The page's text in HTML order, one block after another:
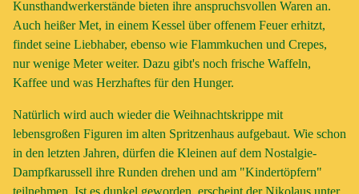
Kunsthandwerkerstände bieten ihre anspruchsvollen Waren an.
Auch heißer Met, in einem Kessel über offenem Feuer erhitzt,
findet seine Liebhaber, ebenso wie Flammkuchen und Crepes,
nur wenige Meter weiter. Dazu gibt's noch frische Waffeln,
Kaffee und was Herzhaftes für den Hunger.
Natürlich wird auch wieder die Weihnachtskrippe mit
lebensgroßen Figuren im alten Spritzenhaus aufgebaut. Wie schon
in den letzten Jahren, dürfen die Kleinen auf dem Nostalgie-
Dampfkarussell ihre Runden drehen und am "Kindertöpfern"